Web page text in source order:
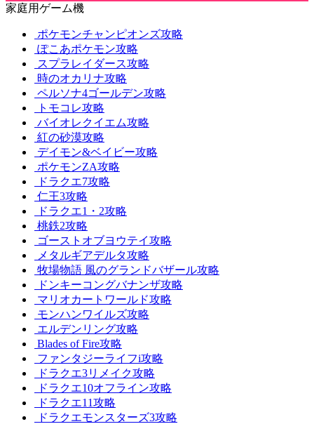
家庭用ゲーム機
ポケモンチャンピオンズ攻略
ぽこあポケモン攻略
スプラレイダース攻略
時のオカリナ攻略
ペルソナ4ゴールデン攻略
トモコレ攻略
バイオレクイエム攻略
紅の砂漠攻略
デイモン&ベイビー攻略
ポケモンZA攻略
ドラクエ7攻略
仁王3攻略
ドラクエ1・2攻略
桃鉄2攻略
ゴーストオブヨウテイ攻略
メタルギアデルタ攻略
牧場物語 風のグランドバザール攻略
ドンキーコングバナンザ攻略
マリオカートワールド攻略
モンハンワイルズ攻略
エルデンリング攻略
Blades of Fire攻略
ファンタジーライフi攻略
ドラクエ3リメイク攻略
ドラクエ10オフライン攻略
ドラクエ11攻略
ドラクエモンスターズ3攻略